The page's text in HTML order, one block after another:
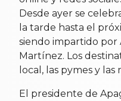
Desde ayer se
la tarde hasta el
siendo impartido por
Martínez. Los
local, las pymes y las
El presidente de